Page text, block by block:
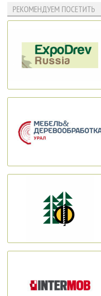
РЕКОМЕНДУЕМ ПОСЕТИТЬ